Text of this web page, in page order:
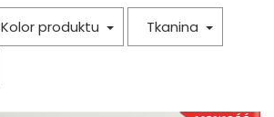
Kolor produktu Tkanina